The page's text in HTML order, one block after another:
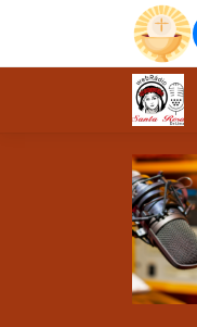
CONEXÃO CATOLICA
Conexão católica - Parte 3
-PERU com Padre Miguel